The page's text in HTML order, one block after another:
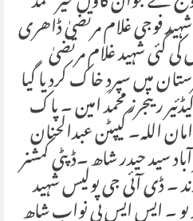
فوجی غلام مرتضیٰ ڈاھری
گئی شہید غلام مرتضیٰ
میں سپردِ خاک کردیا گیا
رینجرز محمد امین ۔ پاک
اللہ۔ کیپٹن عبدالحنان
سید حیدر شاھ ۔ڈپٹی کمشنر
۔ ڈی آئی جی پولیس شہید